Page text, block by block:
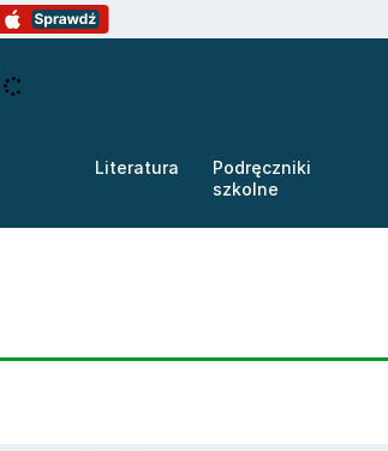
Literatura
Podręczniki
szkolne